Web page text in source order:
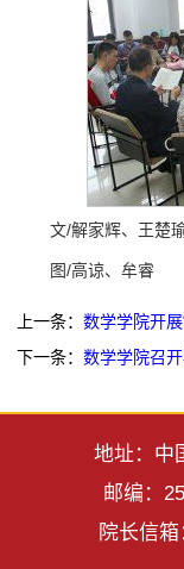
文/解家辉、王楚
图/高谅、牟睿
上一条：数学学院开
下一条：数学学院召
地址：中
邮编：
院长信箱